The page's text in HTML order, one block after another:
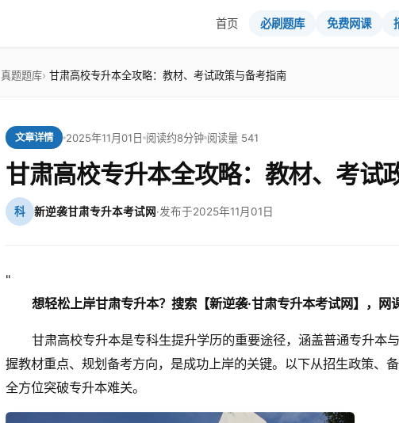
首页 必刷题库 免费网课
真题题库 甘肃高校专升本全攻略：教材、考试政策与备考指南
文章详情 2025年11月01日 阅读约8分钟 阅读量 541
甘肃高校专升本全攻略：教材、考试
科 新逆袭甘肃专升本考试网·发布于2025年11月01日
"
想轻松上岸甘肃专升本？搜索【新逆袭·甘肃专升本考试网】，网
甘肃高校专升本是专科生提升学历的重要途径，涵盖普通专升本
握教材重点、规划备考方向，是成功上岸的关键。以下从招生政策、
全方位突破专升本难关。